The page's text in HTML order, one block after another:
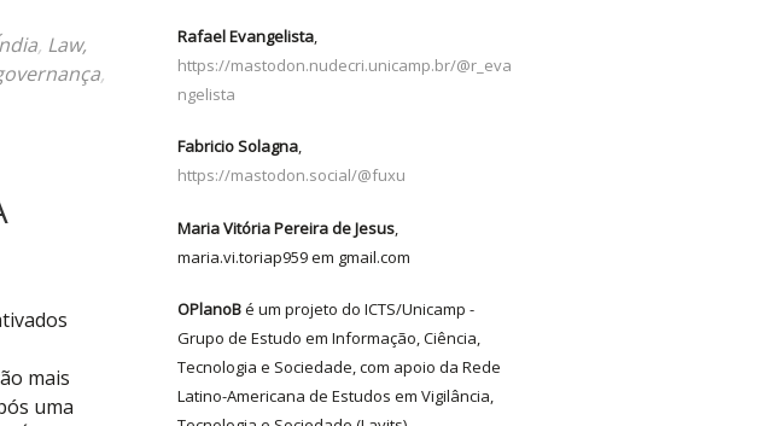
privacidade
são
, Law,
,
humanitária
como
mais
uma
Rafael Evangelista,
https://mastodon.nudecri.unicamp.br/@r_eva
ngelista
Fabricio Solagna,
https://mastodon.social/@fuxu
Maria Vitória Pereira de Jesus,
maria.vi.toriap959 em gmail.com
OPlanoBé um projeto do ICTS/Unicamp -
Grupo de Estudo em Informação, Ciência,
Tecnologia e Sociedade, com apoio da Rede
Latino-Americana de Estudos em Vigilância,